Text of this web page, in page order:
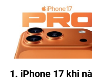
1. iPhone 17 khi